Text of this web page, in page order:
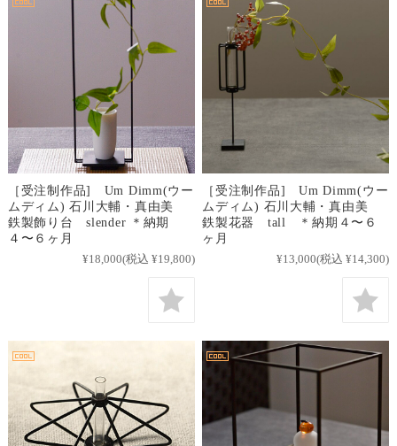
［受注制作品] Um Dimm(ウー
ムディム) 石川大輔・真由美
鉄製飾り台 slender ＊納期
４〜６ヶ月
¥18,000(税込 ¥19,800)
［受注制作品] Um Dimm(ウー
ムディム) 石川大輔・真由美
鉄製花器 tall ＊納期４〜６
ヶ月
¥13,000(税込 ¥14,300)